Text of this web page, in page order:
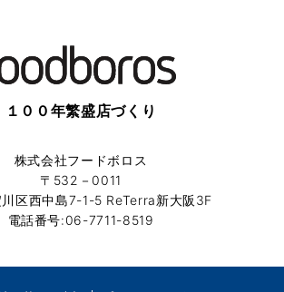
１００年繁盛店づくり
株式会社フードボロス
〒532－0011
川区西中島7-1-5 ReTerra新大阪3F
電話番号:06-7711-8519